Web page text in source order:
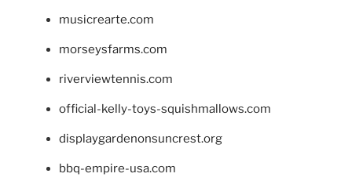
musicrearte.com
morseysfarms.com
riverviewtennis.com
official-kelly-toys-squishmallows.com
displaygardenonsuncrest.org
bbq-empire-usa.com